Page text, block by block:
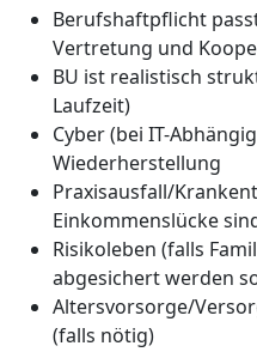
Berufshaftpflicht
Vertretung und
BU ist realistisch
Laufzeit)
Cyber (bei IT-
Wiederherstellung
Praxisausfall/
Einkommenslücke
Risikoleben (falls
abgesichert werden
Altersvorsorge/
(falls nötig)